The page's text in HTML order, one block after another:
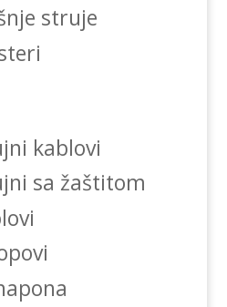
struje
kablovi
sa žaštitom